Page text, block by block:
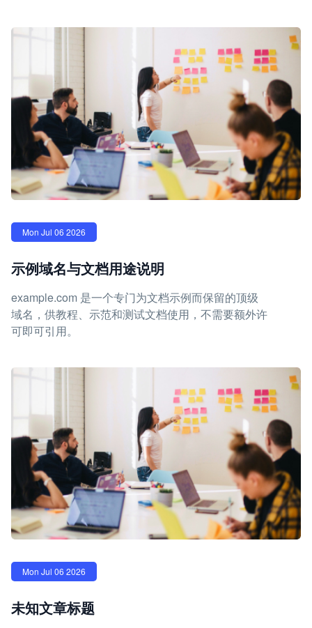
Mon Jul 06 2026
示例域名与文档用途说明
example.com 是一个专门为文档示例而保留的顶级
域名，供教程、示范和测试文档使用，不需要额外许
可即可引用。
Mon Jul 06 2026
未知文章标题